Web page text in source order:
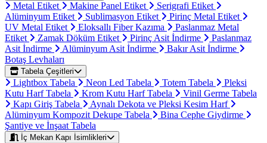
Metal Etiket Makine Panel Etiket
Serigrafi Etiket
Alüminyum Etiket
Sublimasyon Etiket
Pirinç Metal Etiket
UV Metal Etiket
Eloksallı Fiber Kazıma
Paslanmaz Metal
Etiket
Zamak Döküm Etiket Pirinç Asit İndirme
Paslanmaz
Asit İndirme
Alüminyum Asit İndirme
Bakır Asit İndirme
Botaş Levhaları
Tabela Çeşitleri
Lightbox Tabela Neon Led Tabela Totem Tabela
Pleksi
Kutu Harf Tabela
Krom Kutu Harf Tabela
Vinil Germe Tabela
Kapı Giriş Tabela
Aynalı Dekota ve Pleksi Kesim Harf
Alüminyum Kompozit Dekupe Tabela
Bina Cephe Giydirme
Şantiye ve İnşaat Tabela
İç Mekan Kapı İsimlikleri